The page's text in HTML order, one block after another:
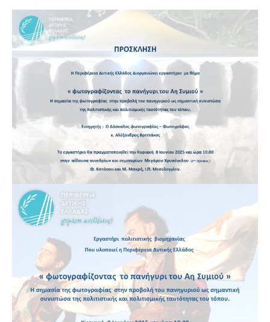
ΣΕ
ΕΤΑΙΡΕΙΕΣ
ΕΠΙΚΑΙΡΟΤΗΤΑ
ΕΠΙΚΟΙΝΩΝΙΑ